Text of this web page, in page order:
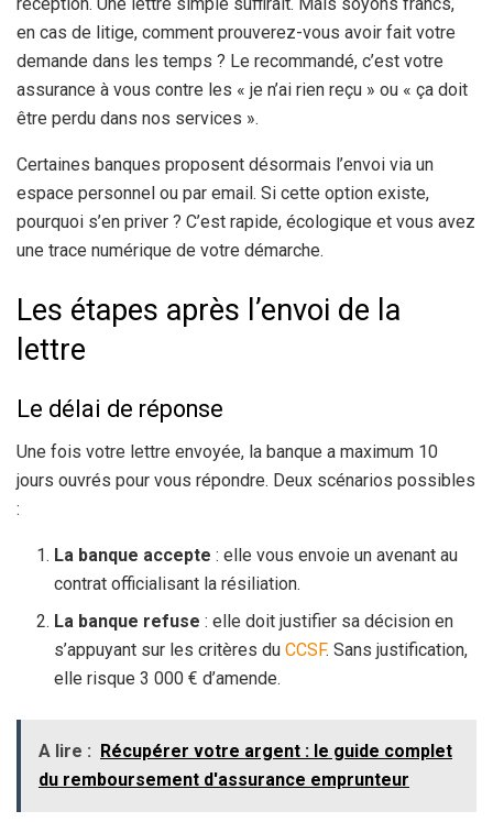
en cas de litige, comment prouverez-vous avoir fait votre
demande dans les temps ? Le recommandé, c’est votre
assurance à vous contre les « je n’ai rien reçu » ou « ça doit
être perdu dans nos services ».
Certaines banques proposent désormais l’envoi via un
espace personnel ou par email. Si cette option existe,
pourquoi s’en priver ? C’est rapide, écologique et vous avez
une trace numérique de votre démarche.
Les étapes après l’envoi de la
lettre
Le délai de réponse
Une fois votre lettre envoyée, la banque a maximum 10
jours ouvrés pour vous répondre. Deux scénarios possibles
:
La banque accepte : elle vous envoie un avenant au
contrat officialisant la résiliation.
La banque refuse : elle doit justifier sa décision en
s’appuyant sur les critères duCCSF. Sans justification,
elle risque 3 000 € d’amende.
A lire :
Récupérer votre argent : le guide complet
du remboursement d'assurance emprunteur